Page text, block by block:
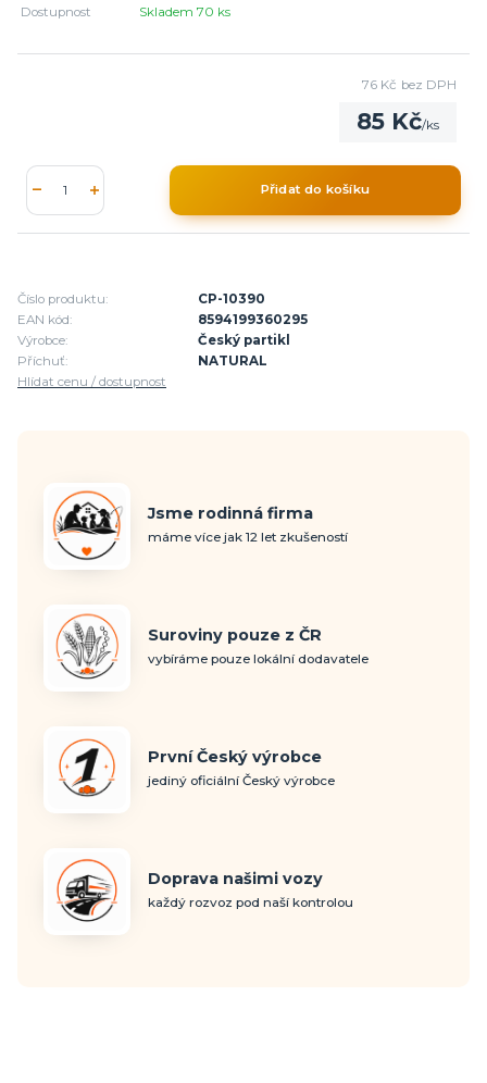
Dostupnost Skladem 70 ks
85 Kč/ks
76 Kč bez DPH
Přidat do košíku
Číslo produktu:
CP-10390
EAN kód:
8594199360295
Výrobce:
Český partikl
Příchuť:
NATURAL
Hlídat cenu / dostupnost
Jsme rodinná firma
máme více jak 12 let zkušeností
Suroviny pouze z ČR
vybíráme pouze lokální dodavatele
První Český výrobce
jediný oficiální Český výrobce
Doprava našimi vozy
každý rozvoz pod naší kontrolou